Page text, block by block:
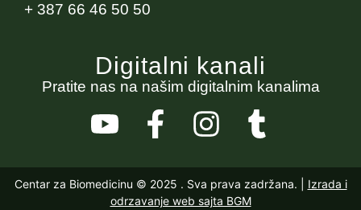
+ 387 66 46 50 50
Digitalni kanali
Pratite nas na našim digitalnim kanalima
Centar za Biomedicinu © 2025 . Sva prava zadržana. | Izrada i
odrzavanje web sajta BGM